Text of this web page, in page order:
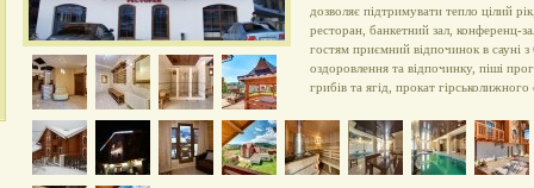
дозволяє підтримувати тепло цілий
ресторан, банкетний зал, конференц-
гостям приємний відпочинок в сауні
оздоровлення та відпочинку, піші
грибів та ягід, прокат